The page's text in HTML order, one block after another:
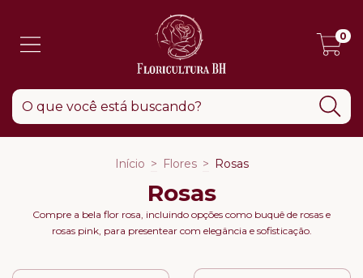
0
Início > Flores > Rosas
Rosas
Compre a bela flor rosa, incluindo opções como buquê de rosas e
rosas pink, para presentear com elegância e sofisticação.